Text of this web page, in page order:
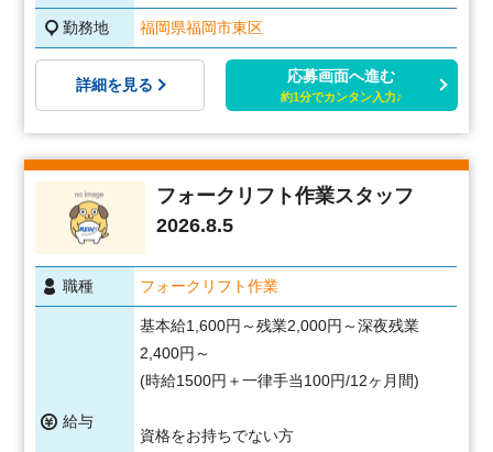
勤務地 福岡県福岡市東区
詳細を見る 応募画面へ進む
約1分でカンタン入力♪
フォークリフト作業スタッフ
2026.8.5
職種 フォークリフト作業
給与
基本給1,600円～残業2,000円～深夜残業
2,400円～
(時給1500円＋一律手当100円/12ヶ月間)
資格をお持ちでない方